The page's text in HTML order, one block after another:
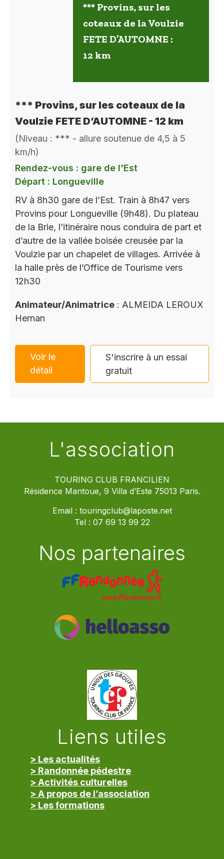
*** Provins, sur les
coteaux de la Voulzie
FETE D’AUTOMNE :
12 km
*** Provins, sur les coteaux de la
Voulzie FETE D’AUTOMNE - 12 km
(Niveau : *** - allure soutenue de 4,5 à 5
km/h)
Rendez-vous : gare de l'Est
Départ : Longueville
RV à 8h30 gare de l’Est. Train à 8h47 vers
Provins pour Longueville (9h48). Du plateau
de la Brie, l’itinéraire nous conduira de part et
d’autre de la vallée boisée creusée par la
Voulzie par un chapelet de villages. Arrivée à
la halle près de l’Office de Tourisme vers
12h30
Animateur/Animatrice : ALMEIDA LEROUX
Hernan
Voir le
détail
S'inscrire à un essai
gratuit
L'association
TOURING CLUB FRANCILIEN
Résidence Mantoue, 9 Villa d’Este 75013 Paris.
Email : touringclub@laposte.net
Tel : 07 69 13 99 22
Nos partenaires
Liens utiles
> Les actualités
> Randonnée pédestre
> Activités culturelles
> A propos de l’association
> Les formations